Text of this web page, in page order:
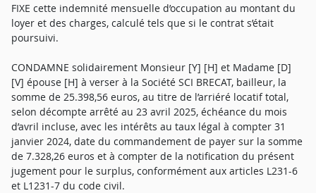
FIXE cette indemnité mensuelle d’occupation au montant du
loyer et des charges, calculé tels que si le contrat s’était
poursuivi.
CONDAMNE solidairement Monsieur [Y] [H] et Madame [D]
[V] épouse [H] à verser à la Société SCI BRECAT, bailleur, la
somme de 25.398,56 euros, au titre de l’arriéré locatif total,
selon décompte arrêté au 23 avril 2025, échéance du mois
d’avril incluse, avec les intérêts au taux légal à compter 31
janvier 2024, date du commandement de payer sur la somme
de 7.328,26 euros et à compter de la notification du présent
jugement pour le surplus, conformément aux articles L231-6
et L1231-7 du code civil.